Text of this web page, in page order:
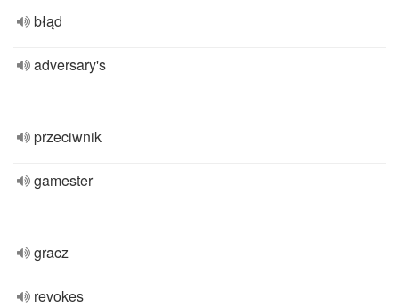
błąd
adversary's
przeciwnik
gamester
gracz
revokes